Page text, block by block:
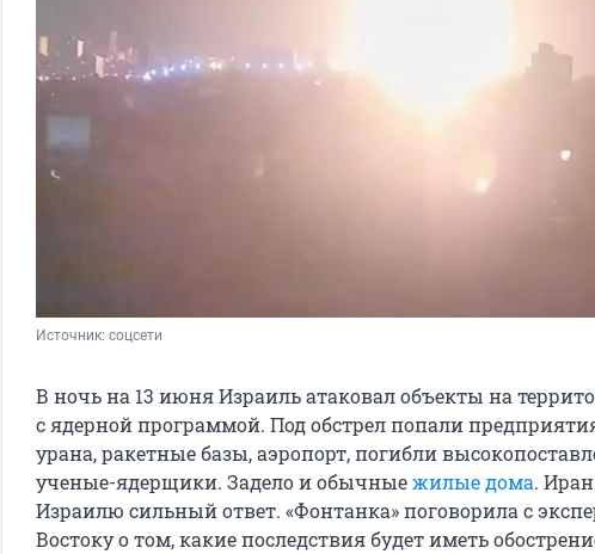
Источник: соцсети
В ночь на 13 июня Израиль атаковал объекты на
с ядерной программой. Под обстрел попали
урана, ракетные базы, аэропорт, погибли
ученые-ядерщики. Задело и обычныежилые дома.
Израилю сильный ответ. «Фонтанка» поговорила с
Востоку о том, какие последствия будет иметь